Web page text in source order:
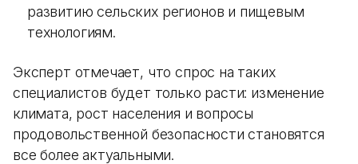
развитию сельских регионов и пищевым
технологиям.
Эксперт отмечает, что спрос на таких
специалистов будет только расти: изменение
климата, рост населения и вопросы
продовольственной безопасности становятся
все более актуальными.